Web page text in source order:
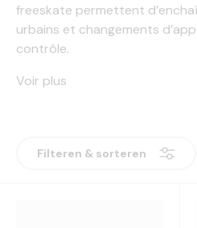
freeskate permettent
urbains et changements
contrôle.
Voir plus
Filteren & sorteren